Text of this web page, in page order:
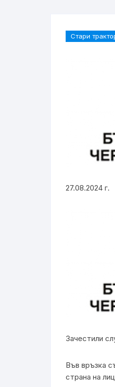
Стари
27.08.2024 г.
Зачестили
Във връзка
страна на